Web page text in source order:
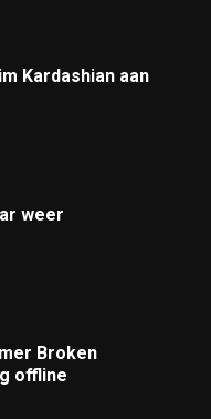
Kardashian aan
weer
Broken
offline